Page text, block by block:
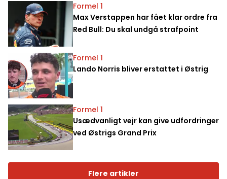
Formel 1
Max Verstappen har fået klar ordre fra
Red Bull: Du skal undgå strafpoint
Formel 1
Lando Norris bliver erstattet i Østrig
Formel 1
Usædvanligt vejr kan give udfordringer
ved Østrigs Grand Prix
Flere artikler